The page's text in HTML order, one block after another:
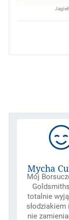
Mycha
Mój
totalnie
słodziakiem
nie